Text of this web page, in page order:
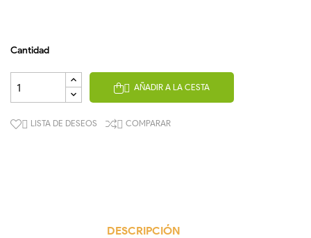
Cantidad
 AÑADIR A LA CESTA
 LISTA DE DESEOS  COMPARAR
DESCRIPCIÓN